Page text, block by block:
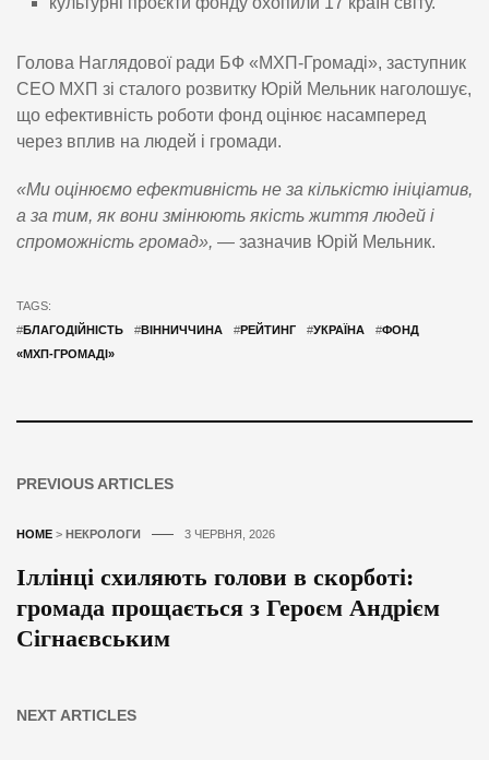
Голова Наглядової ради БФ «МХП-Громаді», заступник
CEO МХП зі сталого розвитку Юрій Мельник наголошує,
що ефективність роботи фонд оцінює насамперед
через вплив на людей і громади.
«Ми оцінюємо ефективність не за кількістю ініціатив,
а за тим, як вони змінюють якість життя людей і
спроможність громад», — зазначив Юрій Мельник.
TAGS:
#БЛАГОДІЙНІСТЬ #ВІННИЧЧИНА #РЕЙТИНГ #УКРАЇНА #ФОНД
«МХП-ГРОМАДІ»
PREVIOUS ARTICLES
HOME > НЕКРОЛОГИ 3 ЧЕРВНЯ, 2026
Іллінці схиляють голови в скорботі:
громада прощається з Героєм Андрієм
Сігнаєвським
NEXT ARTICLES